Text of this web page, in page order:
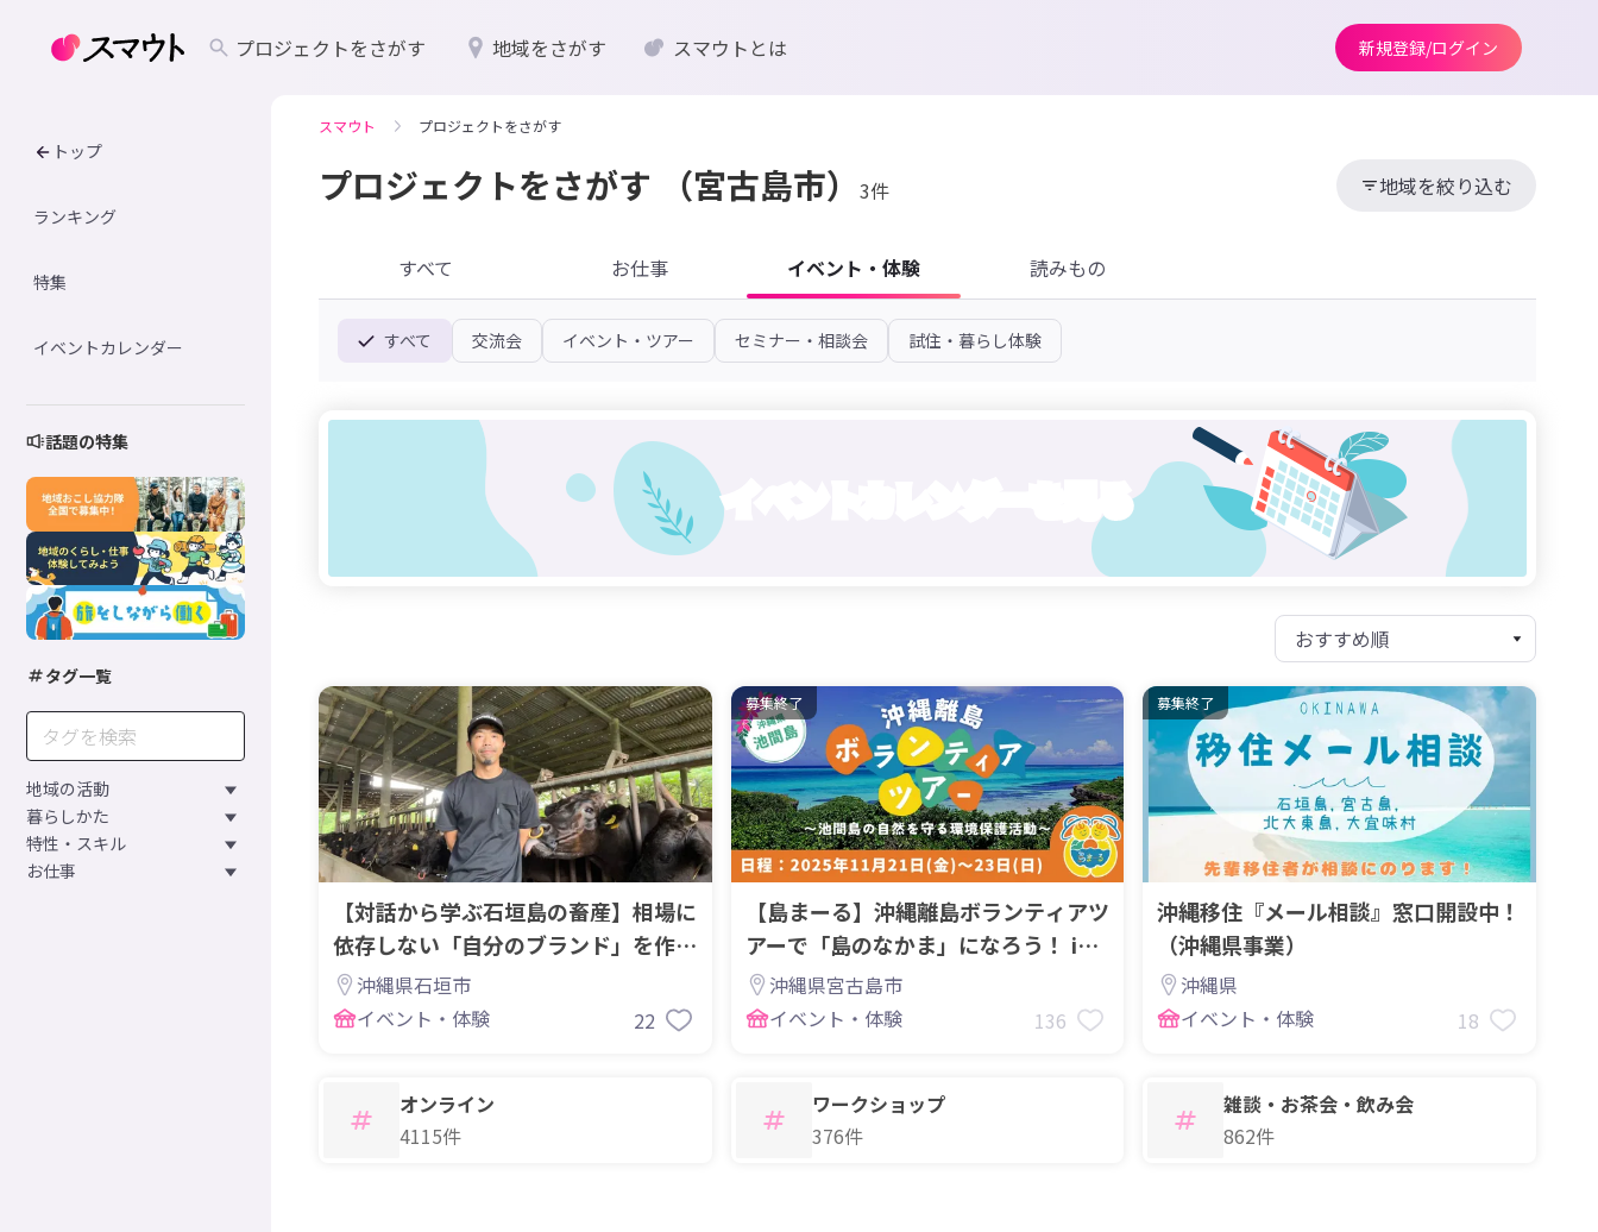
プロジェクトをさがす 地域をさがす スマウトとは 新規登録/ログイン
トップ
ランキング
特集
イベントカレンダー
話題の特集
タグ一覧
地域の活動
暮らしかた
特性・スキル
お仕事
スマウト プロジェクトをさがす
プロジェクトをさがす （宮古島市） 3件 地域を絞り込む
すべて お仕事 イベント・体験 読みもの
すべて 交流会 イベント・ツアー セミナー・相談会 試住・暮らし体験
【対話から学ぶ石垣島の畜産】相場に
依存しない「自分のブランド」を作る
平田さんの生き方
沖縄県石垣市
イベント・体験
22
募集終了
【島まーる】沖縄離島ボランティアツ
アーで「島のなかま」になろう！ in
池間島2泊3日
沖縄県宮古島市
イベント・体験
136
募集終了
沖縄移住『メール相談』窓口開設中！
（沖縄県事業）
沖縄県
イベント・体験
18
オンライン
4115件
ワークショップ
376件
雑談・お茶会・飲み会
862件